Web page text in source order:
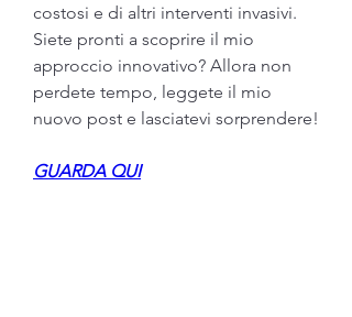
costosi e di altri interventi invasivi.
Siete pronti a scoprire il mio
approccio innovativo? Allora non
perdete tempo, leggete il mio
nuovo post e lasciatevi sorprendere!
GUARDA QUI